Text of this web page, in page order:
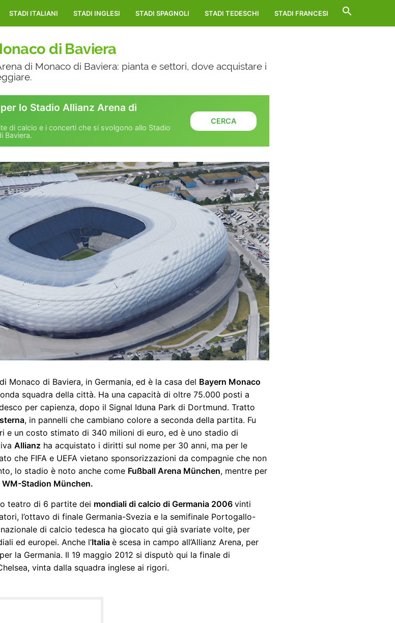
STADI ITALIANI STADI INGLESI STADI SPAGNOLI STADI TEDESCHI STADI FRANCESI search
di Baviera
di Monaco di Baviera: pianta e settori, dove acquistare i
lo Stadio Allianz Arena di
di calcio e i concerti che si svolgono allo Stadio
Baviera.
CERCA
Monaco di Baviera, in Germania, ed è la casa del Bayern Monaco
squadra della città. Ha una capacità di oltre 75.000 posti a
per capienza, dopo il Signal Iduna Park di Dortmund. Tratto
, in pannelli che cambiano colore a seconda della partita. Fu
e un costo stimato di 340 milioni di euro, ed è uno stadio di
Allianz ha acquistato i diritti sul nome per 30 anni, ma per le
che FIFA e UEFA vietano sponsorizzazioni da compagnie che non
lo stadio è noto anche come Fußball Arena München, mentre per
WM-Stadion München.
teatro di 6 partite dei mondiali di calcio di Germania 2006 vinti
l’ottavo di finale Germania-Svezia e la semifinale Portogallo-
di calcio tedesca ha giocato qui già svariate volte, per
ed europei. Anche l’Italia è scesa in campo all’Allianz Arena, per
la Germania. Il 19 maggio 2012 si disputò qui la finale di
vinta dalla squadra inglese ai rigori.